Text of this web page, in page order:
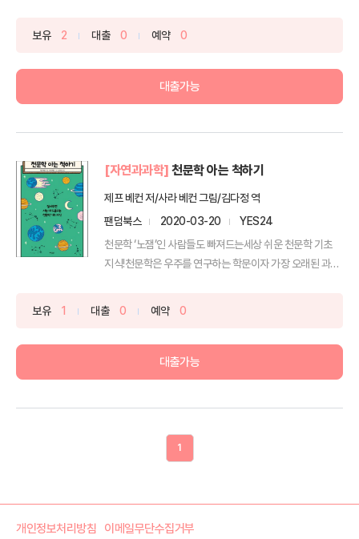
보유 2 대출 0 예약 0
대출가능
[자연과과학] 천문학 아는 척하기
제프 베컨 저/사라 베컨 그림/김다정 역
팬덤북스
2020-03-20
YES24
천문학 ‘노잼’인 사람들도 빠져드는세상 쉬운 천문학 기초
지식!천문학은 우주를 연구하는 학문이자 가장 오래된 과학
보유 1 대출 0 예약 0
대출가능
1
개인정보처리방침 이메일무단수집거부